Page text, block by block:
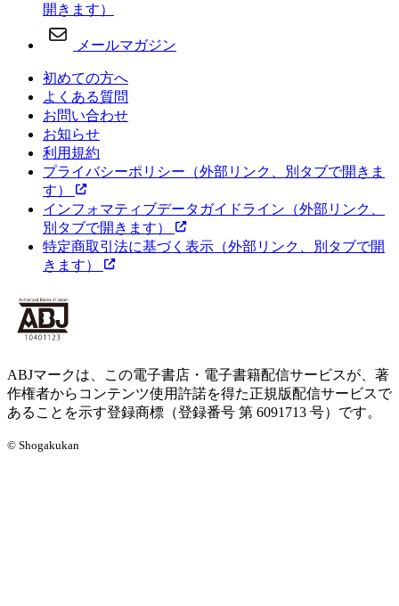
開きます）
メールマガジン
初めての方へ
よくある質問
お問い合わせ
お知らせ
利用規約
プライバシーポリシー （外部リンク、別タブで開きま
す）
インフォマティブデータガイドライン （外部リンク、
別タブで開きます）
特定商取引法に基づく表示 （外部リンク、別タブで開
きます）
ABJマークは、この電子書店・電子書籍配信サービスが、著
作権者からコンテンツ使用許諾を得た正規版配信サービスで
あることを示す登録商標（登録番号 第 6091713 号）です。
© Shogakukan